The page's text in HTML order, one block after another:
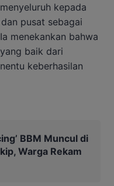
kepada
pusat sebagai
menekankan bahwa
baik dari
keberhasilan
BBM Muncul di
Warga Rekam